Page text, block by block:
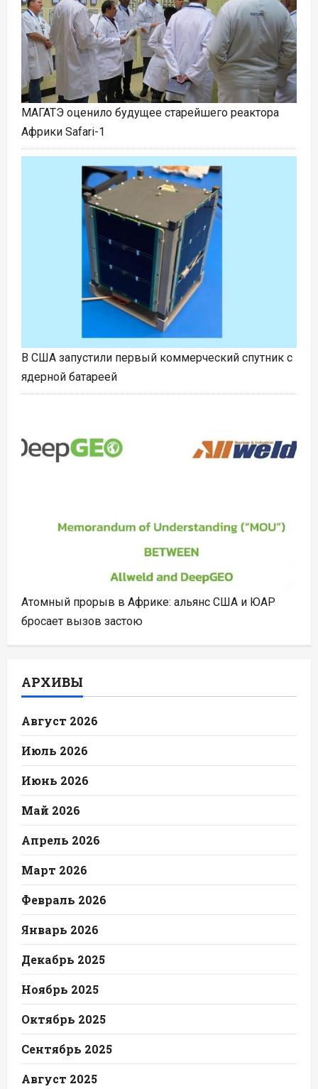
МАГАТЭ оценило будущее старейшего реактора
Африки Safari-1
В США запустили первый коммерческий спутник с
ядерной батареей
Атомный прорыв в Африке: альянс США и ЮАР
бросает вызов застою
АРХИВЫ
Август 2026
Июль 2026
Июнь 2026
Май 2026
Апрель 2026
Март 2026
Февраль 2026
Январь 2026
Декабрь 2025
Ноябрь 2025
Октябрь 2025
Сентябрь 2025
Август 2025